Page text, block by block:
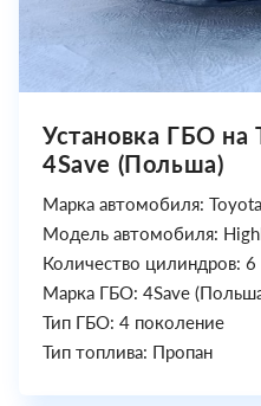
Установка ГБО на
4Save (Польша)
Марка автомобиля: Toyota
Модель автомобиля:
Количество цилиндров: 6
Марка ГБО: 4Save
Тип ГБО: 4 поколение
Тип топлива: Пропан